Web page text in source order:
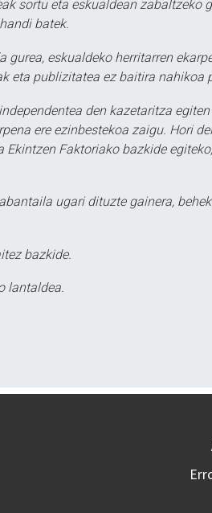
sortu eta eskualdean zabaltzeko
batek.
gurea, eskualdeko herritarren
eta publizitatea ez baitira nahikoa
den kazetaritza
ere ezinbestekoa zaigu. Hori
Ekintzen Faktoriako bazkide
ugari dituzte gainera,
bazkide.
lantaldea.